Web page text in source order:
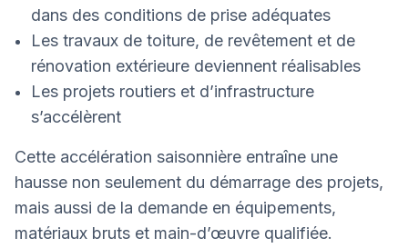
dans des conditions de prise adéquates
Les travaux de toiture, de revêtement et de
rénovation extérieure deviennent réalisables
Les projets routiers et d’infrastructure
s’accélèrent
Cette accélération saisonnière entraîne une
hausse non seulement du démarrage des projets,
mais aussi de la demande en équipements,
matériaux bruts et main-d’œuvre qualifiée.